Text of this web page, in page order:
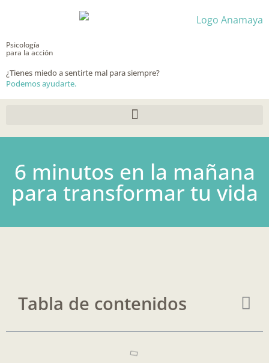
contenido
Psicología
para la acción
¿Tienes miedo a sentirte mal para siempre?
Podemos ayudarte.
6 minutos en la mañana
para transformar tu vida
Tabla de contenidos